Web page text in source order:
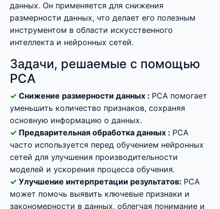
данных. Он применяется для снижения
размерности данных, что делает его полезным
инструментом в области искусственного
интеллекта и нейронных сетей.
Задачи, решаемые с помощью
PCA
Снижение размерности данных : PCA помогает
уменьшить количество признаков, сохраняя
основную информацию о данных.
Предварительная обработка данных : PCA
часто используется перед обучением нейронных
сетей для улучшения производительности
моделей и ускорения процесса обучения.
Улучшение интерпретации результатов: PCA
может помочь выявить ключевые признаки и
закономерности в данных, облегчая понимание и